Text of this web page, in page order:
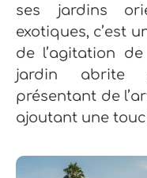
ses jardins
exotiques, c’est
de l’agitation
jardin abrite
présentant de
ajoutant une